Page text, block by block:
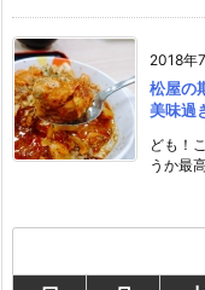
2018年
松屋の
美味過
ども！
うか最